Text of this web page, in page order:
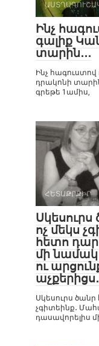
Ինչ
գալիք
տարին․․․
Ինչ
դրակոնի
գրեթե 1ամիս,
ՀԵՏԱՔՐՔԻՐ
Սկեսուրս
ոչ մեկս
հետո
մի նամակ
ու
Սկեսուրս ծանր
չգիտեինք․
դասավորելիս